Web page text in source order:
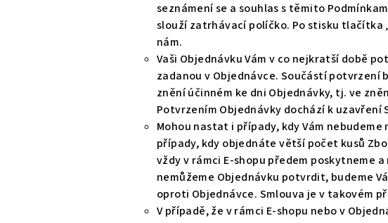
seznámení se a souhlas s těmito
slouží zatrhávací políčko. Po stisku tlačítka
nám.
Vaši Objednávku Vám v co nejkratší době
zadanou v Objednávce. Součástí potvrzení
znění účinném ke dni Objednávky, tj. ve
Potvrzením Objednávky dochází k uzavření
Mohou nastat i případy, kdy Vám
případy, kdy objednáte větší počet kusů
vždy v rámci E-shopu předem poskytneme
nemůžeme Objednávku potvrdit, budeme
oproti Objednávce. Smlouva je v takovém
V případě, že v rámci E-shopu nebo v